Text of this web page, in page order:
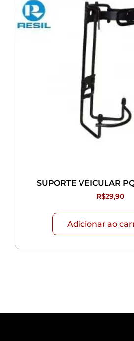
SUPORTE VEICULAR
R$29,90
Adicionar ao